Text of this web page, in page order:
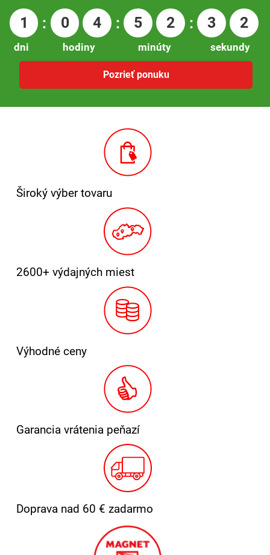
1 : 0 4 : 5 2 : 3 1
dni hodiny minúty sekundy
Pozrieť ponuku
Široký výber tovaru
2600+ výdajných miest
Výhodné ceny
Garancia vrátenia peňazí
Doprava nad 60 € zadarmo